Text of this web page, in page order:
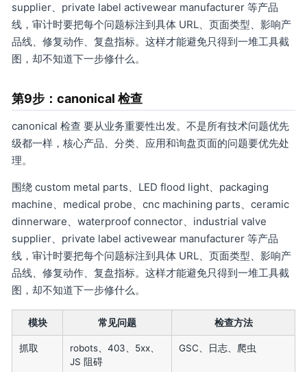
supplier、private label activewear manufacturer 等产品
线，审计时要把每个问题标注到具体 URL、页面类型、影响产
品线、修复动作、复盘指标。这样才能避免只得到一堆工具截
图，却不知道下一步修什么。
第9步：canonical 检查
canonical 检查 要从业务重要性出发。不是所有技术问题优先
级都一样，核心产品、分类、应用和询盘页面的问题要优先处
理。
围绕 custom metal parts、LED flood light、packaging
machine、medical probe、cnc machining parts、ceramic
dinnerware、waterproof connector、industrial valve
supplier、private label activewear manufacturer 等产品
线，审计时要把每个问题标注到具体 URL、页面类型、影响产
品线、修复动作、复盘指标。这样才能避免只得到一堆工具截
图，却不知道下一步修什么。
模块 常见问题 检查方法
抓取
robots、403、5xx、
JS 阻碍
GSC、日志、爬虫